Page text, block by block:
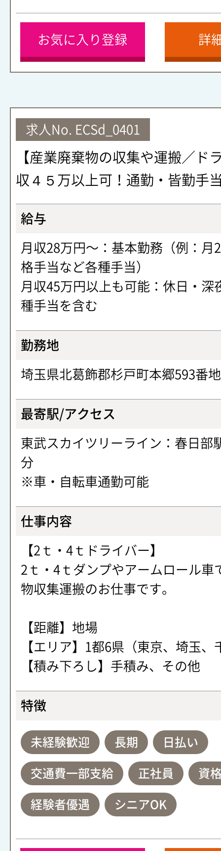
お気に入り登録 詳
求人No. ECSd_0401
【産業廃棄物の収集や運搬／ド
収４５万以上可！通勤・皆勤手
給与
月収28万円〜：基本勤務（例：月
格手当など各種手当）
月収45万円以上も可能：休日・深
種手当を含む
勤務地
埼玉県北葛飾郡杉戸町本郷593番
最寄駅/アクセス
東武スカイツリーライン：春日部
分
※車・自転車通勤可能
仕事内容
【2ｔ・4ｔドライバー】
2ｔ・4ｔダンプやアームロール車
物収集運搬のお仕事です。
【距離】地場
【エリア】1都6県（東京、埼玉、
【積み下ろし】手積み、その他
特徴
未経験歓迎 長期 日払い
交通費一部支給 正社員 資
経験者優遇 シニアOK